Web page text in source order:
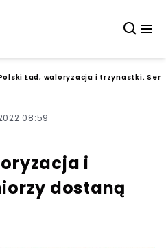
Ład, waloryzacja i trzynastki.
08:59
i
dostaną